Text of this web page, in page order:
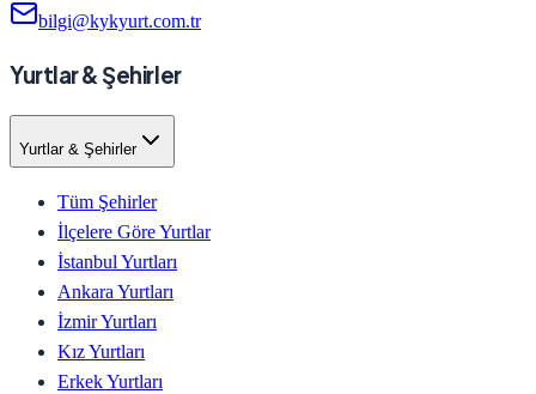
bilgi@kykyurt.com.tr
Yurtlar & Şehirler
Yurtlar & Şehirler
Tüm Şehirler
İlçelere Göre Yurtlar
İstanbul Yurtları
Ankara Yurtları
İzmir Yurtları
Kız Yurtları
Erkek Yurtları